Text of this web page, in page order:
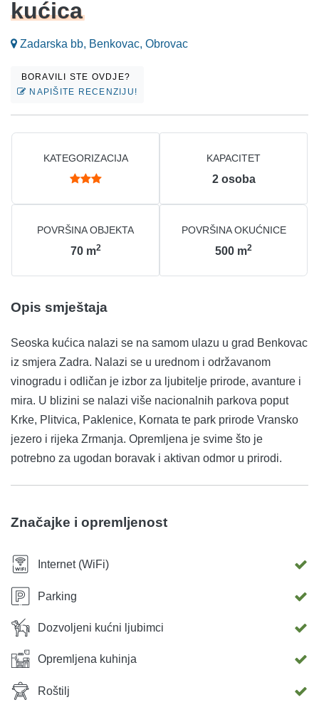
kućica
Zadarska bb, Benkovac, Obrovac
BORAVILI STE OVDJE?
NAPIŠITE RECENZIJU!
KATEGORIZACIJA KAPACITET
2 osoba
POVRŠINA OBJEKTA
70 m2
POVRŠINA OKUĆNICE
500 m2
Opis smještaja
Seoska kućica nalazi se na samom ulazu u grad Benkovac
iz smjera Zadra. Nalazi se u urednom i održavanom
vinogradu i odličan je izbor za ljubitelje prirode, avanture i
mira. U blizini se nalazi više nacionalnih parkova poput
Krke, Plitvica, Paklenice, Kornata te park prirode Vransko
jezero i rijeka Zrmanja. Opremljena je svime što je
potrebno za ugodan boravak i aktivan odmor u prirodi.
Značajke i opremljenost
Internet (WiFi)
Parking
Dozvoljeni kućni ljubimci
Opremljena kuhinja
Roštilj